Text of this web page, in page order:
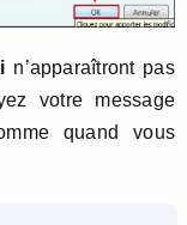
n’apparaîtront pas
votre message
quand vous